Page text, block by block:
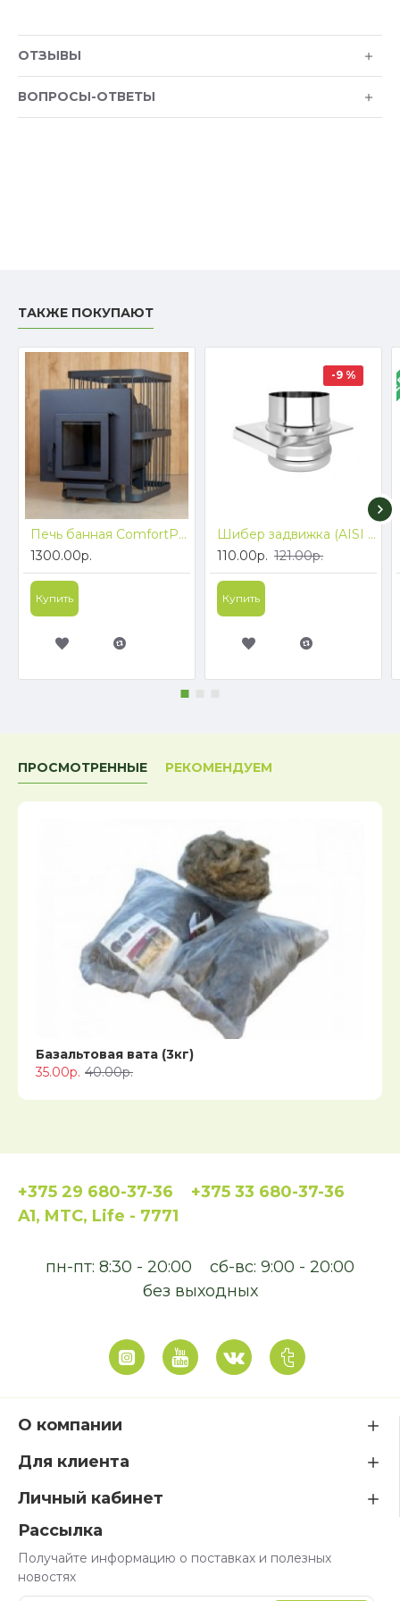
ОТЗЫВЫ
ВОПРОСЫ-ОТВЕТЫ
ТАКЖЕ ПОКУПАЮТ
Печь банная ComfortProm ЧУГУН ПРЕМИУМ, для парной до 26 кубов, вес 85 кг, длина дров до 50 см, на 160 кг камней, дверь со стеклом
1300.00р.
Купить
-9 %
Шибер задвижка (AISI 304 1.0 зерк.) д.115
110.00р. 121.00р.
Купить
В
ПРОСМОТРЕННЫЕ РЕКОМЕНДУЕМ
Базальтовая вата (3кг)
35.00р. 40.00р.
+375 29 680-37-36
+375 33 680-37-36
A1, MTC, Life - 7771
пн-пт: 8:30 - 20:00
сб-вс: 9:00 - 20:00
без выходных
О компании
Для клиента
Личный кабинет
Рассылка
Получайте информацию о поставках и полезных
новостях